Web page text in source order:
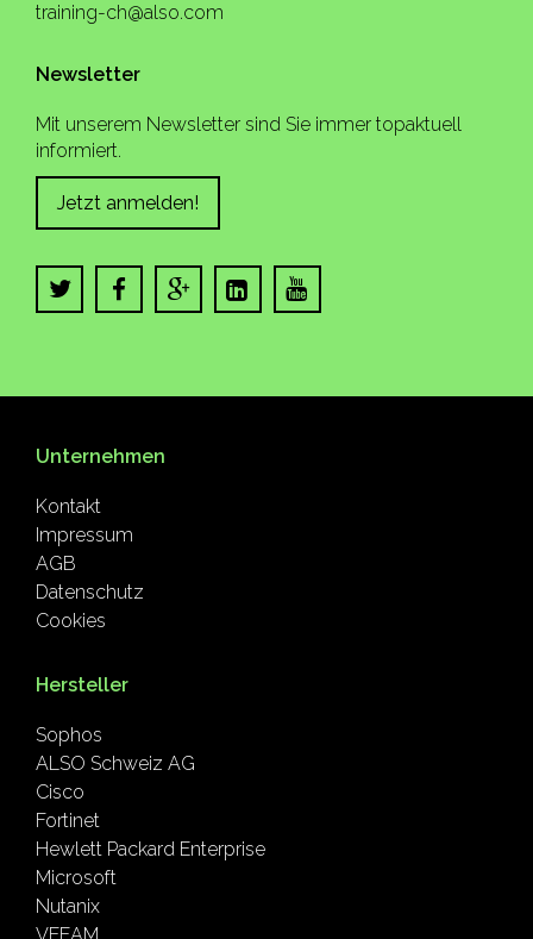
training-ch@also.com
Newsletter
Mit unserem Newsletter sind Sie immer topaktuell
informiert.
Jetzt anmelden!
Unternehmen
Kontakt
Impressum
AGB
Datenschutz
Cookies
Hersteller
Sophos
ALSO Schweiz AG
Cisco
Fortinet
Hewlett Packard Enterprise
Microsoft
Nutanix